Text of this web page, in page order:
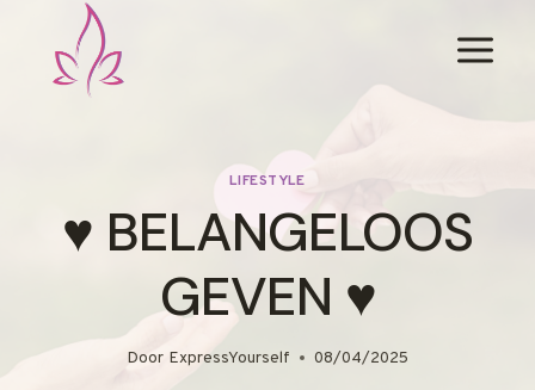
inhoud
LIFESTYLE
♥️ BELANGELOOS
GEVEN ♥️
Door ExpressYourself 08/04/2025